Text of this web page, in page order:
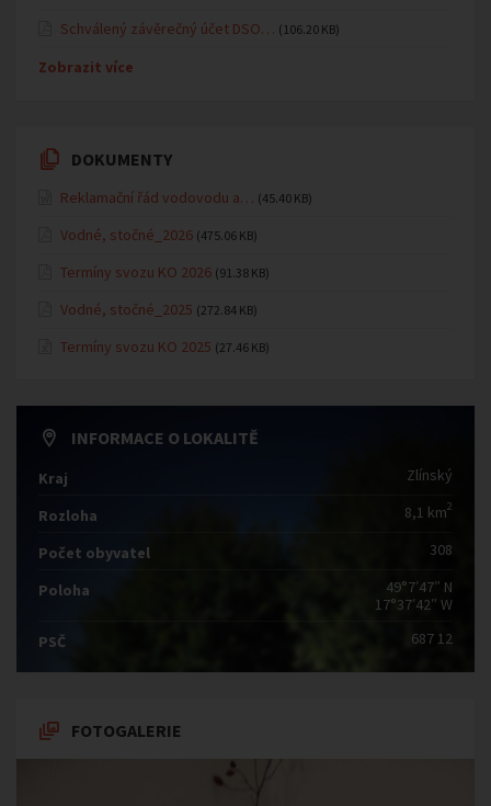
Schválený závěrečný účet DSO… (106.20 KB)
Zobrazit více
DOKUMENTY
Reklamační řád vodovodu a… (45.40 KB)
Vodné, stočné_2026 (475.06 KB)
Termíny svozu KO 2026 (91.38 KB)
Vodné, stočné_2025 (272.84 KB)
Termíny svozu KO 2025 (27.46 KB)
INFORMACE O LOKALITĚ
Kraj Zlínský
Rozloha 8,1 km2
Počet obyvatel 308
Poloha
49°7′47″ N
17°37′42″ W
PSČ
687 12
FOTOGALERIE